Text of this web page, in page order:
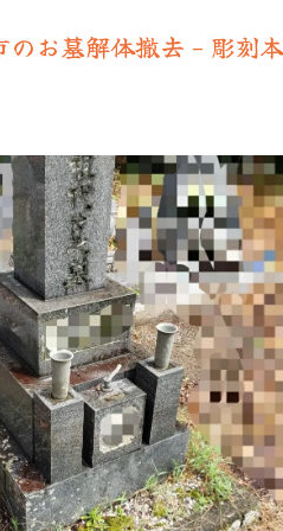
のお墓解体撤去 - 彫刻